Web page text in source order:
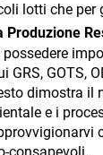
lotti che per
Produzione
GOTS,
dimostra
e i